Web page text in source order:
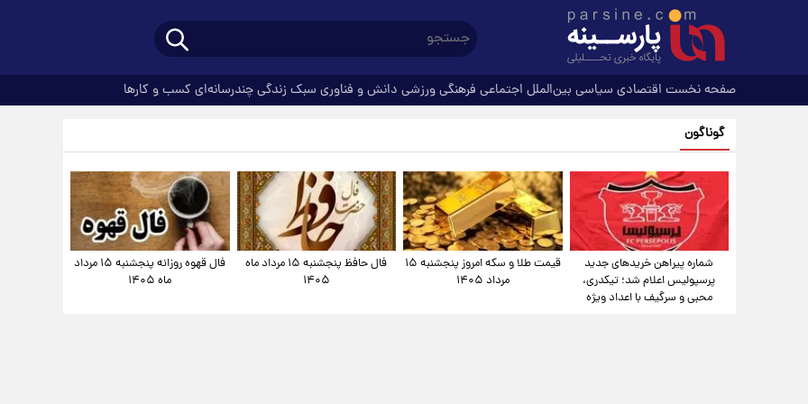
صفحه نخست اقتصادی سیاسی بین‌الملل اجتماعی فرهنگیورزشی دانش و فناوری سبک زندگیچندرسانه‌ای کسب و کارها
گوناگون
شماره پیراهن خریدهای جدید
پرسپولیس اعلام شد؛ تیکدری،
محبی و سرگیف با اعداد ویژه
قیمت طلا و سکه امروز پنجشنبه ۱۵
مرداد ۱۴۰۵
فال حافظ پنجشنبه ۱۵ مرداد ماه
۱۴۰۵
فال قهوه روزانه پنجشنبه ۱۵ مرداد
ماه ۱۴۰۵